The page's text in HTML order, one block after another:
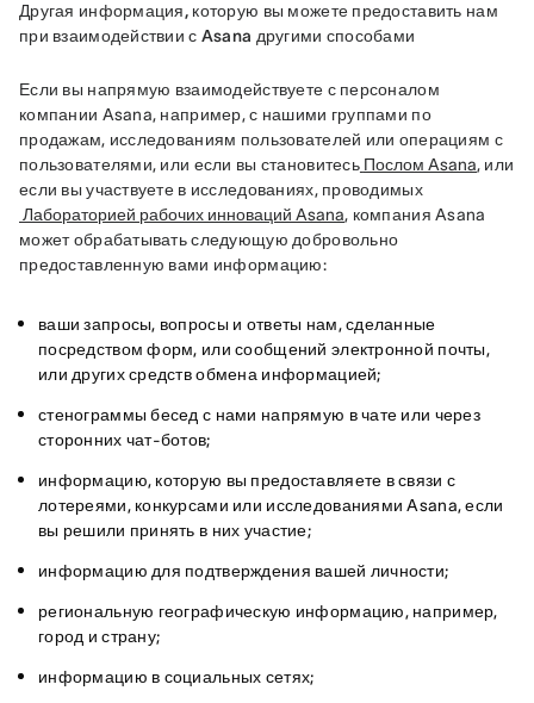
Другая информация, которую вы можете предоставить нам
при взаимодействии с Asana другими способами
Если вы напрямую взаимодействуете с персоналом
компании Asana, например, с нашими группами по
продажам, исследованиям пользователей или операциям с
пользователями, или если вы становитесь Послом Asana, или
если вы участвуете в исследованиях, проводимых
Лабораторией рабочих инноваций Asana, компания Asana
может обрабатывать следующую добровольно
предоставленную вами информацию:
ваши запросы, вопросы и ответы нам, сделанные
посредством форм, или сообщений электронной почты,
или других средств обмена информацией;
стенограммы бесед с нами напрямую в чате или через
сторонних чат-ботов;
информацию, которую вы предоставляете в связи с
лотереями, конкурсами или исследованиями Asana, если
вы решили принять в них участие;
информацию для подтверждения вашей личности;
региональную географическую информацию, например,
город и страну;
информацию в социальных сетях;